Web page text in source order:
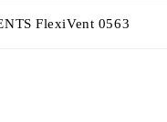
FlexiVent 0563